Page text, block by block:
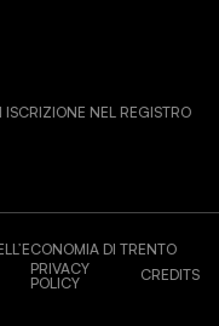
NEL REGISTRO
DI TRENTO
PRIVACY
POLICY
CREDITS